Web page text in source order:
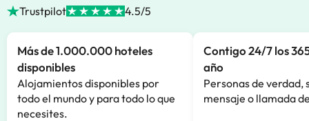
Trustpilot 4.5/5
Más de 1.000.000 hoteles
disponibles
Alojamientos disponibles por
todo el mundo y para todo lo que
necesites.
Contigo 24/7 los
año
Personas de verdad,
mensaje o llamada